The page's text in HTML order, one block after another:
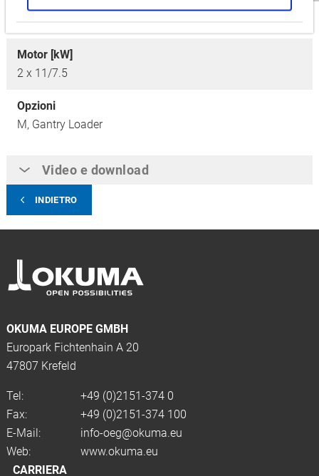
2 x 12
Motor [kW]
2 x 11/7.5
Opzioni
M, Gantry Loader
Video e download
INDIETRO
OKUMA EUROPE GMBH
Europark Fichtenhain A 20
47807 Krefeld
Tel:
+49 (0)2151-374 0
Fax:
+49 (0)2151-374 100
E-Mail:
info-oeg@okuma.eu
Web:
www.okuma.eu
CARRIERA